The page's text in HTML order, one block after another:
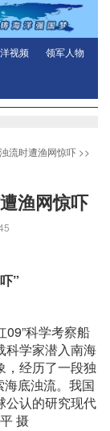
视频 领军人物
流时遭渔网惊吓 >>
渔网惊吓
”
科学考察船
科学家潜入南海
，经历了一段独
海底浊流。我国
公认的研究现代
摄